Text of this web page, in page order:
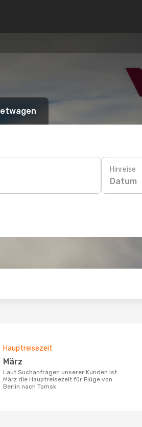
Hinreise
Datum
Hauptreisezeit
März
Laut Suchanfragen unserer Kunden ist
März die Hauptreisezeit für Flüge von
Berlin nach Tomsk